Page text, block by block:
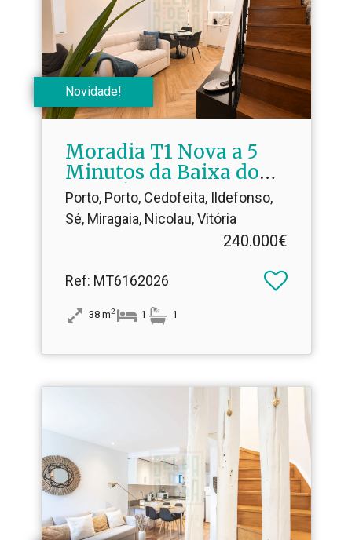
Novidade!
Moradia T1 Nova a 5
Minutos da Baixa do
Porto | Ideal para AL
Porto, Porto, Cedofeita, Ildefonso,
Sé, Miragaia, Nicolau, Vitória
240.000€
Ref: MT6162026
38 m2 1 1